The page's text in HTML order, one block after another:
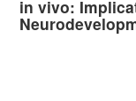
in vivo: